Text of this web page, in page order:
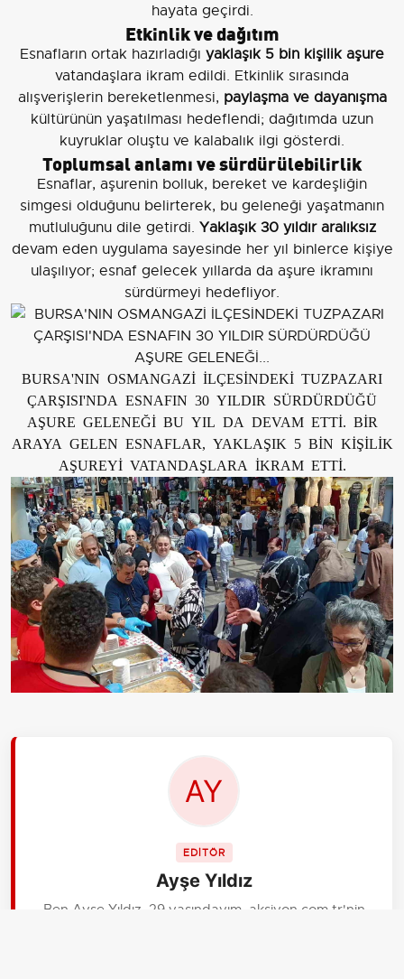
hayata geçirdi.
Etkinlik ve dağıtım
Esnafların ortak hazırladığı yaklaşık 5 bin kişilik aşure
vatandaşlara ikram edildi. Etkinlik sırasında
alışverişlerin bereketlenmesi, paylaşma ve dayanışma
kültürünün yaşatılması hedeflendi; dağıtımda uzun
kuyruklar oluştu ve kalabalık ilgi gösterdi.
Toplumsal anlamı ve sürdürülebilirlik
Esnaflar, aşurenin bolluk, bereket ve kardeşliğin
simgesi olduğunu belirterek, bu geleneği yaşatmanın
mutluluğunu dile getirdi. Yaklaşık 30 yıldır aralıksız
devam eden uygulama sayesinde her yıl binlerce kişiye
ulaşılıyor; esnaf gelecek yıllarda da aşure ikramını
sürdürmeyi hedefliyor.
BURSA'NIN OSMANGAZİ İLÇESİNDEKİ TUZPAZARI
ÇARŞISI'NDA ESNAFIN 30 YILDIR SÜRDÜRDÜĞÜ
AŞURE GELENEĞİ BU YIL DA DEVAM ETTİ. BİR
ARAYA GELEN ESNAFLAR, YAKLAŞIK 5 BİN KİŞİLİK
AŞUREYİ VATANDAŞLARA İKRAM ETTİ.
EDİTÖR
Ayşe Yıldız
Ben Ayşe Yıldız, 29 yaşındayım. aksiyon.com.tr'nin